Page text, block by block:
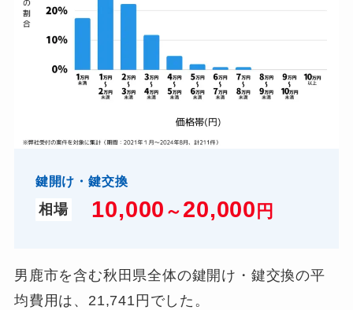
鍵開け・鍵交換
相場 10,000 ～ 20,000 円
男鹿市を含む秋田県全体の鍵開け・鍵交換の平
均費用は、21,741円でした。